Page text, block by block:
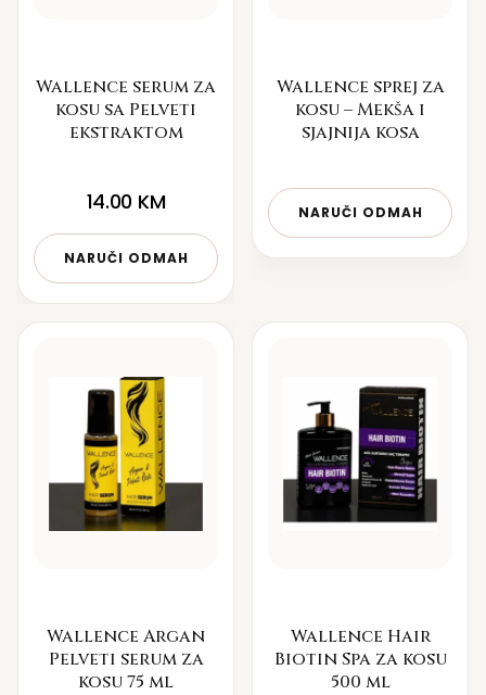
Wallence serum za
kosu sa Pelveti
ekstraktom
14.00 KM
NARUČI ODMAH
Wallence sprej za
kosu – Mekša i
sjajnija kosa
NARUČI ODMAH
Wallence Argan
Pelveti serum za
kosu 75 ml
Wallence Hair
Biotin Spa za kosu
500 ml